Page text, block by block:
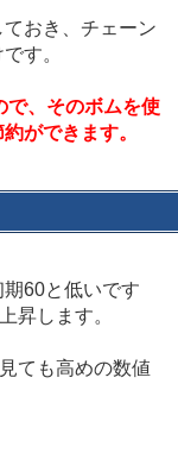
おき、チェーン
す。
で、そのボムを使
ができます。
60と低いです
昇します。
ても高めの数値